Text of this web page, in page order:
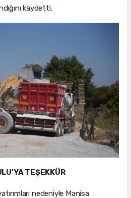
kaydetti.
TEŞEKKÜR
nedeniyle Manisa